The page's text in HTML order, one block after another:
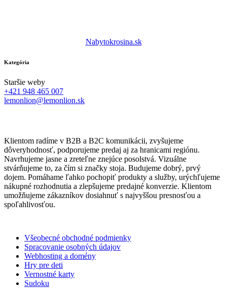
Nabytokrosina.sk
Kategória
Staršie weby
+421 948 465 007
lemonlion@lemonlion.sk
Klientom radíme v B2B a B2C komunikácii, zvyšujeme
dôveryhodnosť, podporujeme predaj aj za hranicami regiónu.
Navrhujeme jasne a zreteľne znejúce posolstvá. Vizuálne
stvárňujeme to, za čím si značky stoja. Budujeme dobrý, prvý
dojem. Pomáhame ľahko pochopiť produkty a služby, urýchľujeme
nákupné rozhodnutia a zlepšujeme predajné konverzie. Klientom
umožňujeme zákazníkov dosiahnuť s najvyššou presnosťou a
spoľahlivosťou.
Všeobecné obchodné podmienky
Spracovanie osobných údajov
Webhosting a domény
Hry pre deti
Vernostné karty
Sudoku